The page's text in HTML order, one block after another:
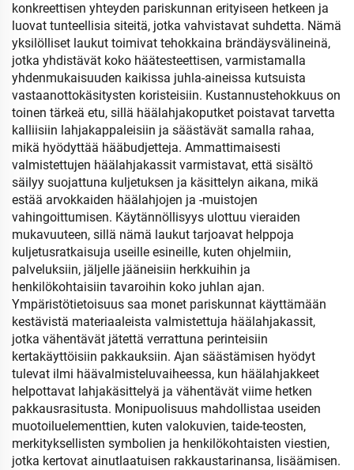
konkreettisen yhteyden pariskunnan erityiseen hetkeen ja
luovat tunteellisia siteitä, jotka vahvistavat suhdetta. Nämä
yksilölliset laukut toimivat tehokkaina brändäysvälineinä,
jotka yhdistävät koko häätesteettisen, varmistamalla
yhdenmukaisuuden kaikissa juhla-aineissa kutsuista
vastaanottokäsitysten koristeisiin. Kustannustehokkuus on
toinen tärkeä etu, sillä häälahjakoputket poistavat tarvetta
kalliisiin lahjakappaleisiin ja säästävät samalla rahaa,
mikä hyödyttää hääbudjetteja. Ammattimaisesti
valmistettujen häälahjakassit varmistavat, että sisältö
säilyy suojattuna kuljetuksen ja käsittelyn aikana, mikä
estää arvokkaiden häälahjojen ja -muistojen
vahingoittumisen. Käytännöllisyys ulottuu vieraiden
mukavuuteen, sillä nämä laukut tarjoavat helppoja
kuljetusratkaisuja useille esineille, kuten ohjelmiin,
palveluksiin, jäljelle jääneisiin herkkuihin ja
henkilökohtaisiin tavaroihin koko juhlan ajan.
Ympäristötietoisuus saa monet pariskunnat käyttämään
kestävistä materiaaleista valmistettuja häälahjakassit,
jotka vähentävät jätettä verrattuna perinteisiin
kertakäyttöisiin pakkauksiin. Ajan säästämisen hyödyt
tulevat ilmi häävalmisteluvaiheessa, kun häälahjakkeet
helpottavat lahjakäsittelyä ja vähentävät viime hetken
pakkausrasitusta. Monipuolisuus mahdollistaa useiden
muotoiluelementtien, kuten valokuvien, taide-teosten,
merkityksellisten symbolien ja henkilökohtaisten viestien,
jotka kertovat ainutlaatuisen rakkaustarinansa, lisäämisen.